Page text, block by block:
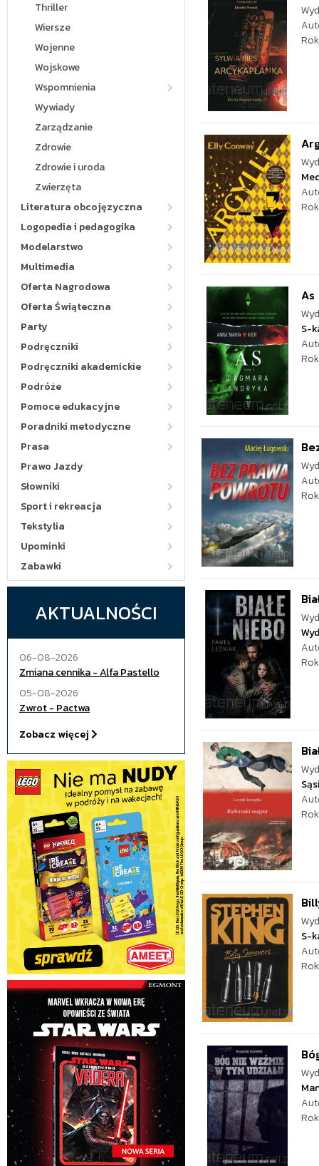
Thriller
Wiersze
Wojenne
Wojskowe
Wspomnienia
Wywiady
Zarządzanie
Zdrowie
Zdrowie i uroda
Zwierzęta
Literatura obcojęzyczna
Logopedia i pedagogika
Modelarstwo
Multimedia
Oferta Nagrodowa
Oferta Świąteczna
Party
Podręczniki
Podręczniki akademickie
Podróże
Pomoce edukacyjne
Poradniki metodyczne
Prasa
Prawo Jazdy
Słowniki
Sport i rekreacja
Tekstylia
Upominki
Zabawki
AKTUALNOŚCI
06-08-2026
Zmiana cennika - Alfa Pastello
05-08-2026
Zwrot - Pactwa
Zobacz więcej
As
S-
S-